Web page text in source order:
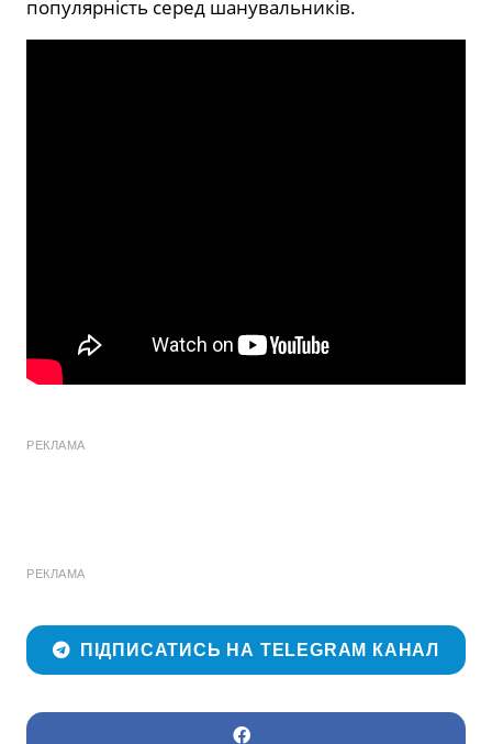
популярність серед шанувальників.
РЕКЛАМА
РЕКЛАМА
ПІДПИСАТИСЬ НА TELEGRAM КАНАЛ